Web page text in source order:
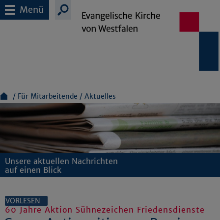
Menü
Für Mitarbeitende Aktuelles
Unsere aktuellen Nachrichten
auf einen Blick
VORLESEN
60 Jahre Aktion Sühnezeichen Friedensdienste